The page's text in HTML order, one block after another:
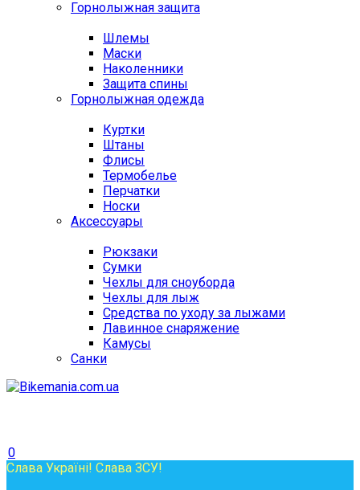
Горнолыжная защита
Шлемы
Маски
Наколенники
Защита спины
Горнолыжная одежда
Куртки
Штаны
Флисы
Термобелье
Перчатки
Носки
Аксессуары
Рюкзаки
Сумки
Чехлы для сноуборда
Чехлы для лыж
Средства по уходу за лыжами
Лавинное снаряжение
Камусы
Санки
0
Слава Україні! Слава ЗСУ!